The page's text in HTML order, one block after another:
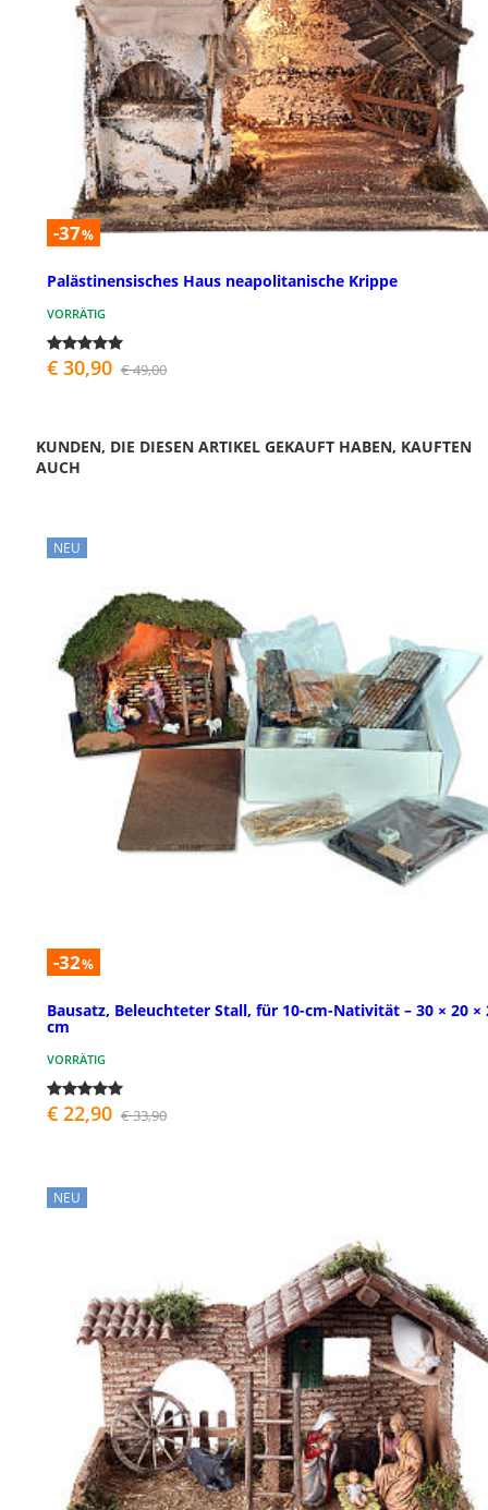
-37%
Palästinensisches Haus neapolitanische Krippe
VORRÄTIG
€ 30,90 € 49,00
KUNDEN, DIE DIESEN ARTIKEL GEKAUFT HABEN, KAUFTEN
AUCH
NEU
-32%
Bausatz, Beleuchteter Stall, für 10-cm-Nativität – 30 × 20 ×
cm
VORRÄTIG
€ 22,90 € 33,90
NEU